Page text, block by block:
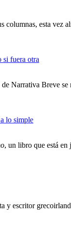
columnas, esta vez
si fuera otra
Narrativa Breve se
lo simple
, un libro que está en
y escritor